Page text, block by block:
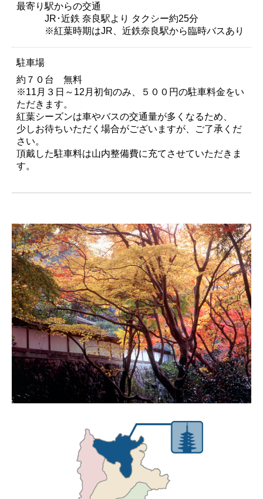
最寄り駅からの交通
JR･近鉄 奈良駅より タクシー約25分
※紅葉時期はJR、近鉄奈良駅から臨時バスあり
駐車場
約７０台 無料
※11月３日～12月初旬のみ、５００円の駐車料金をい
ただきます。
紅葉シーズンは車やバスの交通量が多くなるため、
少しお待ちいただく場合がございますが、ご了承くだ
さい。
頂戴した駐車料は山内整備費に充てさせていただきま
す。